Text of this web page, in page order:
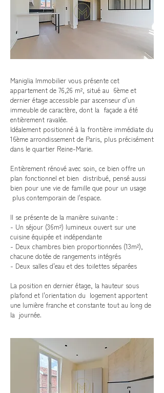
Maniglia Immobilier vous présente cet
appartement de 76,26 m², situé au 6ème et
dernier étage accessible par ascenseur d'un
immeuble de caractère, dont la façade a été
entièrement ravalée.
Idéalement positionné à la frontière immédiate du
16ème arrondissement de Paris, plus précisément
dans le quartier Reine-Marie.
Entièrement rénové avec soin, ce bien offre un
plan fonctionnel et bien distribué, pensé aussi
bien pour une vie de famille que pour un usage
plus contemporain de l'espace.
Il se présente de la manière suivante :
- Un séjour (36m²) lumineux ouvert sur une
cuisine équipée et indépendante
- Deux chambres bien proportionnées (13m²),
chacune dotée de rangements intégrés
- Deux salles d'eau et des toilettes séparées
La position en dernier étage, la hauteur sous
plafond et l'orientation du logement apportent
une lumière franche et constante tout au long de
la journée.